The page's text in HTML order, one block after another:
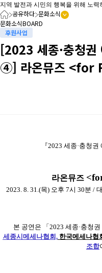
지역 발전과 시민의 행복을 위해 노력
공유하다 문화소식
문화소식BOARD
후원사업
[2023 세종·충청권
④] 라온뮤즈 <for
『2023 세종·충청
라온뮤즈
2023. 8. 31.(목) 오후 7시 30분 /
본 공연은 「2023 세종·충청권
세종시메세나협회,한국메세나협
조합